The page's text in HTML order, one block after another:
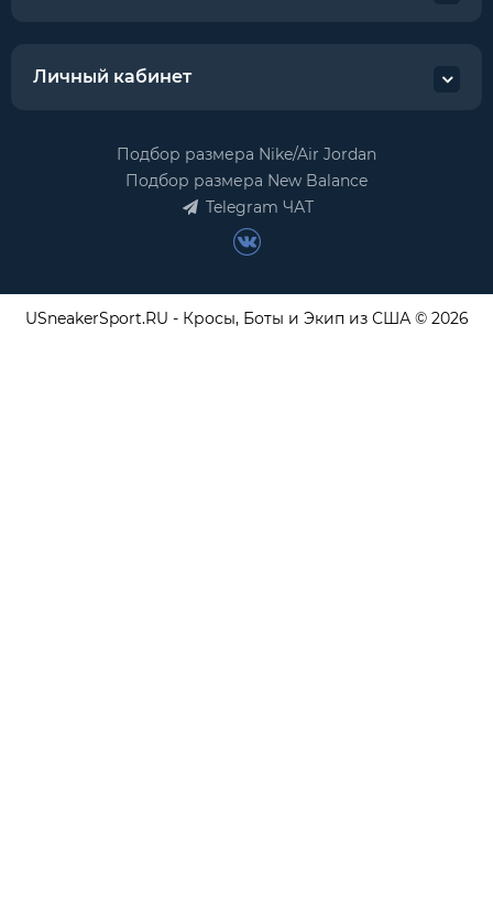
Личный кабинет
Подбор размера Nike/Air Jordan
Подбор размера New Balance
Telegram ЧАТ
USneakerSport.RU - Кросы, Боты и Экип из США © 2026